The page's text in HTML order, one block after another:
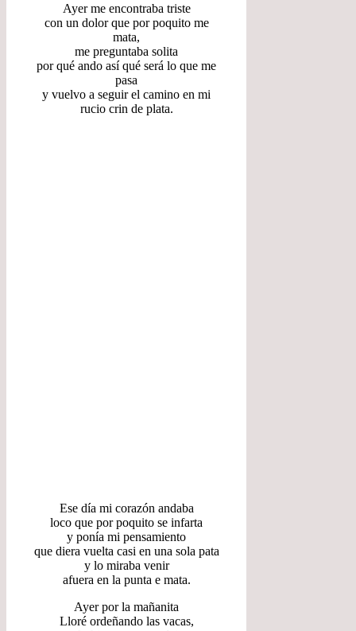
Ayer me encontraba triste
con un dolor que por poquito me
mata,
me preguntaba solita
por qué ando así qué será lo que me
pasa
y vuelvo a seguir el camino en mi
rucio crin de plata.
Ese día mi corazón andaba
loco que por poquito se infarta
y ponía mi pensamiento
que diera vuelta casi en una sola pata
y lo miraba venir
afuera en la punta e mata.
Ayer por la mañanita
Lloré ordeñando las vacas,